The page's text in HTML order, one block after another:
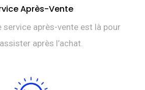
Après-Vente
service après-vente est là pour
après l’achat.